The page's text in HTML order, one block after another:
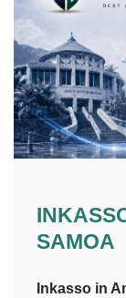
SAMOA
Inkasso in